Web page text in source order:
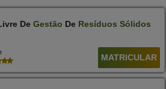
De Gestão De Resíduos Sólidos
MATRICULAR